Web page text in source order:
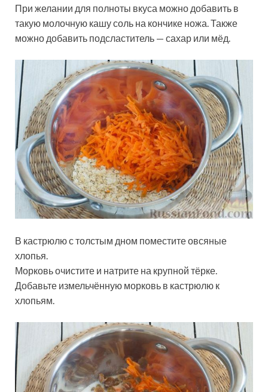
При желании для полноты вкуса можно добавить в
такую молочную кашу соль на кончике ножа. Также
можно добавить подсластитель — сахар или мёд.
В кастрюлю с толстым дном поместите овсяные
хлопья.
Морковь очистите и натрите на крупной тёрке.
Добавьте измельчённую морковь в кастрюлю к
хлопьям.